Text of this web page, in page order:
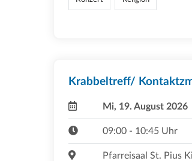
Krabbeltreff/
Mi, 19. August 2026
09:00 - 10:45 Uhr
Pfarreisaal St. Pius